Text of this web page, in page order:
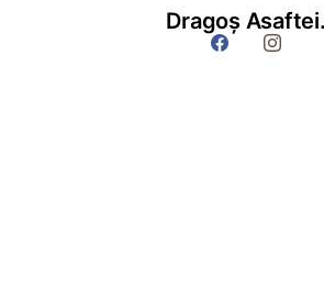
Dragoș Asaftei.